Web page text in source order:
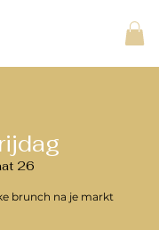
26
brunch na je markt